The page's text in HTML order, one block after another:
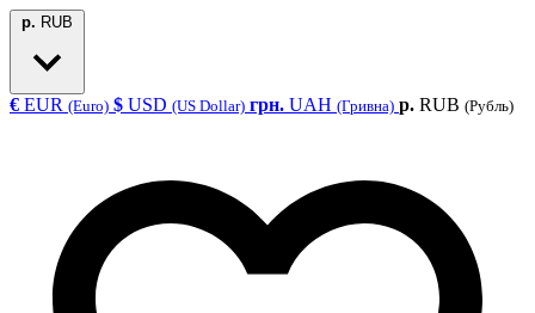
р. RUB
€ EUR (Euro) $ USD (US Dollar) грн. UAH (Гривна) р. RUB (Рубль)